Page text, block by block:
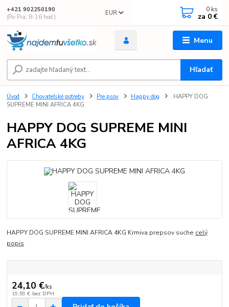
Menu
EUR
Hľadať
+421 902250190
(Po-Pia, 8-16 hod.)
0 ks
za 0 €
Úvod Chovateľské potreby Pre psov Happy dog
HAPPY DOG
SUPREME MINI AFRICA 4KG
HAPPY DOG SUPREME MINI
AFRICA 4KG
HAPPY DOG SUPREME MINI AFRICA 4KG Krmiva prepsov suche celý
popis
24,10 €/ks
19,59 € bez DPH